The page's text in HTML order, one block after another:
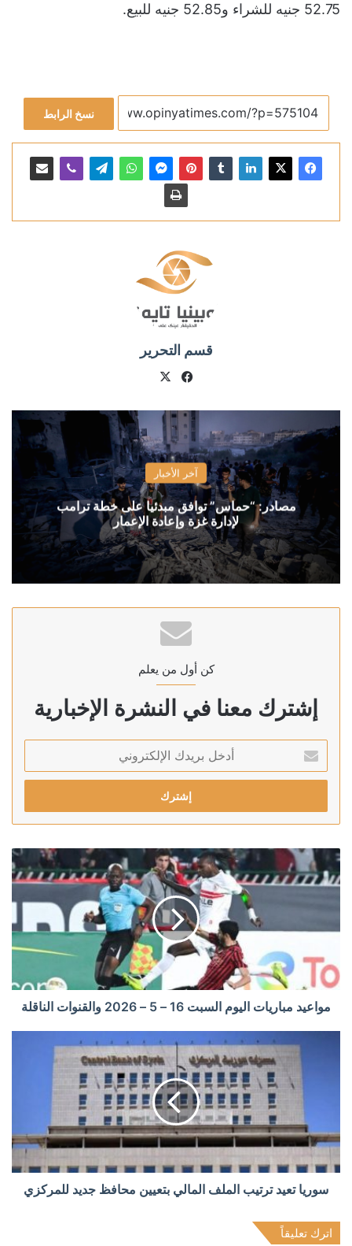
52.75 جنيه للشراء و52.85 جنيه للبيع.
نسخ الرابط
قسم التحرير
فيسبوك
آخر الأخبار
مصادر: “حماس” توافق مبدئيا على خطة ترامب
لإدارة غزة وإعادة الإعمار
كن أول من يعلم
إشترك معنا في النشرة الإخبارية
بريدك
الإلكتروني
مواعيد مباريات اليوم السبت 16 – 5 – 2026 والقنوات الناقلة
سوريا تعيد ترتيب الملف المالي بتعيين محافظ جديد للمركزي
اترك تعليقاً